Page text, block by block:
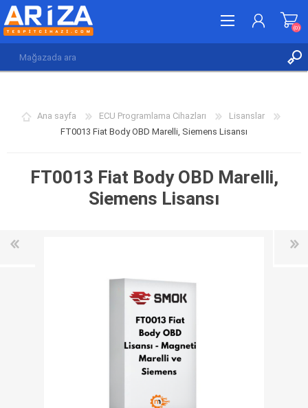
(0)
(0)
Ana sayfa ECU Programlama Cihazları
Lisanslar
FT0013 Fiat Body OBD Marelli, Siemens Lisansı
FT0013 Fiat Body OBD Marelli,
Siemens Lisansı